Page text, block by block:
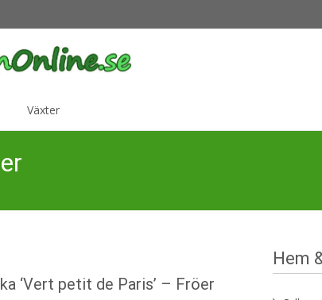
Växter
‘Vert petit de Paris’ – Fröer
Hem